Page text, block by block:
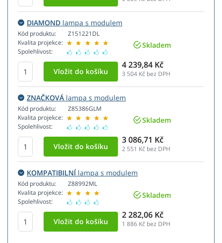
DIAMOND lampa s modulem
Kód produktu:
Kvalita projekce:
Spolehlivost:
Z151221DL
Skladem
4 239,84 Kč
3 504 Kč bez DPH
ZNAČKOVÁ lampa s modulem
Kód produktu:
Kvalita projekce:
Spolehlivost:
Z85386GLM
Skladem
3 086,71 Kč
2 551 Kč bez DPH
KOMPATIBILNÍlampa s modulem
Kód produktu:
Kvalita projekce:
Spolehlivost:
Z88992ML
Skladem
2 282,06 Kč
1 886 Kč bez DPH